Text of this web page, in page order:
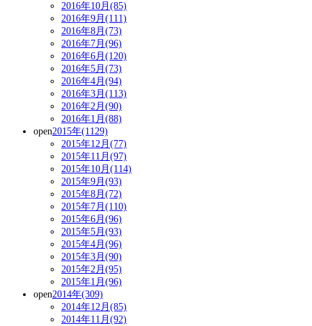
2016年10月(85)
2016年9月(111)
2016年8月(73)
2016年7月(96)
2016年6月(120)
2016年5月(73)
2016年4月(94)
2016年3月(113)
2016年2月(90)
2016年1月(88)
open2015年(1129)
2015年12月(77)
2015年11月(97)
2015年10月(114)
2015年9月(93)
2015年8月(72)
2015年7月(110)
2015年6月(96)
2015年5月(93)
2015年4月(96)
2015年3月(90)
2015年2月(95)
2015年1月(96)
open2014年(309)
2014年12月(85)
2014年11月(92)